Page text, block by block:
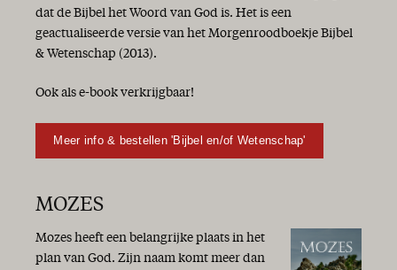
dat de Bijbel het Woord van God is. Het is een
geactualiseerde versie van het Morgenroodboekje Bijbel
& Wetenschap (2013).
Ook als e-book verkrijgbaar!
Meer info & bestellen 'Bijbel en/of Wetenschap'
MOZES
Mozes heeft een belangrijke plaats in het
plan van God. Zijn naam komt meer dan